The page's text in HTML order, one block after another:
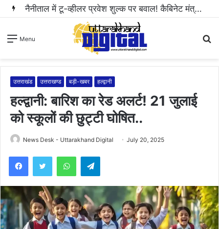
नैनीताल में टू-व्हीलर प्रवेश शुल्क पर बवाल! कैबिनेट मंत्री राम सिंह कैड़ा ने रुकवाई वसूली..
Menu
उत्तराखंड उत्तराखण्ड बड़ी-खबर हल्द्वानी
हल्द्वानी: बारिश का रेड अलर्ट! 21 जुलाई
को स्कूलों की छुट्टी घोषित..
News Desk - Uttarakhand Digital July 20, 2025
WhatsAppTelegram